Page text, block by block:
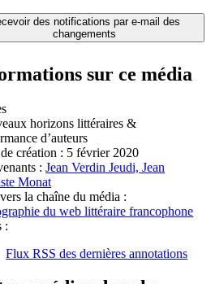
des notifications par e-mail des
changements
sur ce média
horizons littéraires &
d’auteurs
création : 5 février 2020
: Jean Verdin Jeudi, Jean
Monat
la chaîne du média :
du web littéraire francophone
:
Flux RSS des dernières annotations